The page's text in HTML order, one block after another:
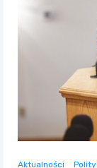
Aktualności